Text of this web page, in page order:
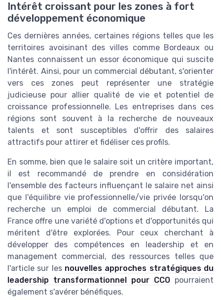
Intérêt croissant pour les zones à fort
développement économique
Ces dernières années, certaines régions telles que les
territoires avoisinant des villes comme Bordeaux ou
Nantes connaissent un essor économique qui suscite
l'intérêt. Ainsi, pour un commercial débutant, s'orienter
vers ces zones peut représenter une stratégie
judicieuse pour allier qualité de vie et potentiel de
croissance professionnelle. Les entreprises dans ces
régions sont souvent à la recherche de nouveaux
talents et sont susceptibles d'offrir des salaires
attractifs pour attirer et fidéliser ces profils.
En somme, bien que le salaire soit un critère important,
il est recommandé de prendre en considération
l'ensemble des facteurs influençant le salaire net ainsi
que l'équilibre vie professionnelle/vie privée lorsqu'on
recherche un emploi de commercial débutant. La
France offre une variété d'options et d'opportunités qui
méritent d'être explorées. Pour ceux cherchant à
développer des compétences en leadership et en
management commercial, des ressources telles que
l'article sur les nouvelles approches stratégiques du
leadership transformationnel pour CCO pourraient
également s'avérer bénéfiques.